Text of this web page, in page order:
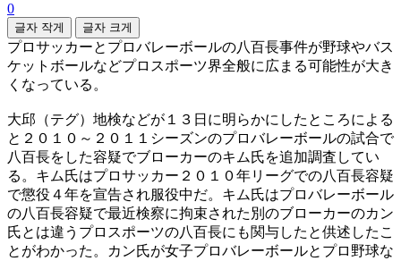
0
글자 작게 글자 크게
プロサッカーとプロバレーボールの八百長事件が野球やバス
ケットボールなどプロスポーツ界全般に広まる可能性が大き
くなっている。
大邱（テグ）地検などが１３日に明らかにしたところによる
と２０１０～２０１１シーズンのプロバレーボールの試合で
八百長をした容疑でブローカーのキム氏を追加調査してい
る。キム氏はプロサッカー２０１０年リーグでの八百長容疑
で懲役４年を宣告され服役中だ。キム氏はプロバレーボール
の八百長容疑で最近検察に拘束された別のブローカーのカン
氏とは違うプロスポーツの八百長にも関与したと供述したこ
とがわかった。カン氏が女子プロバレーボールとプロ野球な